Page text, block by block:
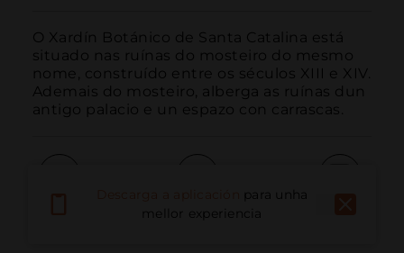
O Xardín Botánico de Santa Catalina está
situado nas ruínas do mosteiro do mesmo
nome, construído entre os séculos XIII e XIV.
Ademais do mosteiro, alberga as ruínas dun
antigo palacio e un espazo con carrascas.
Correo electrónico
para unha
mellor experiencia